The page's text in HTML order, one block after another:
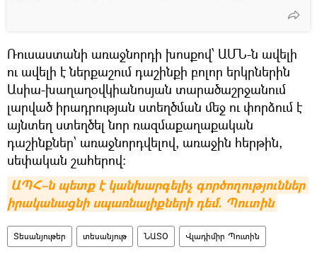
Ռուսաստանի առաջնորդի խոսքով՝ ԱՄՆ-ն ավելի
ու ավելի է ներքաշում դաշինքի բոլոր երկրներին
Ասիա-խաղաղօվկիանոսյան տարածաշրջանում
լարված իրադրության ստեղծման մեջ ու փորձում է
այնտեղ ստեղծել նոր ռազմաքաղաքական
դաշինքներ՝ առաջնորդվելով, առաջին հերթին,
սեփական շահերով:
ԱՊՀ–ն պետք է կանխարգելիչ գործողություններ
իրականացնի սպառնալիքների դեմ. Պուտին
Տեսանյութեր տեսանյութ ՆԱՏՕ Վլադիմիր Պուտին